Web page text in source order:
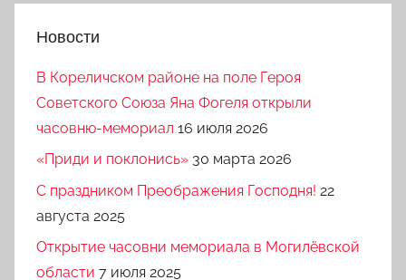
Новости
В Кореличском районе на поле Героя
Советского Союза Яна Фогеля открыли
часовню-мемориал 16 июля 2026
«Приди и поклонись» 30 марта 2026
C праздником Преображения Господня! 22
августа 2025
Открытие часовни мемориала в Могилёвской
области 7 июля 2025